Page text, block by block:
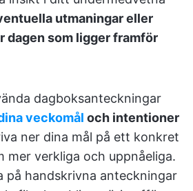
utmaningar eller
dagen som ligger framför
dagboksanteckningar
veckomål och intentioner
ner dina mål på ett konkret
mer verkliga och uppnåeliga.
på handskrivna anteckningar